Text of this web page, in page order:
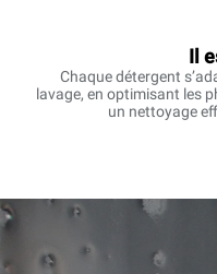
Il
Chaque détergent
lavage, en optimisant les
un nettoyage